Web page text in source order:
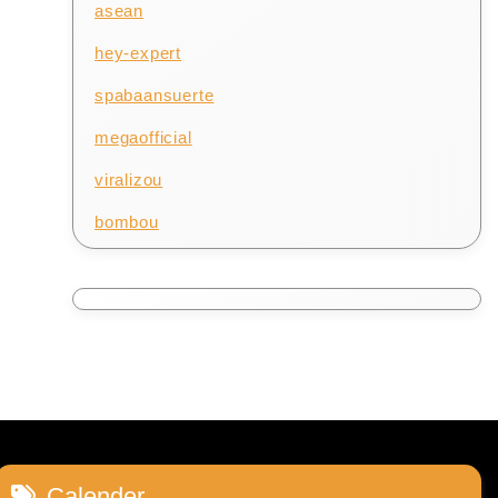
asean
hey-expert
spabaansuerte
megaofficial
viralizou
bombou